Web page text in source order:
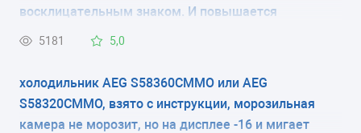
КОЛИЧЕСТВО КОМПРЕССОРОВ
1
РАЗМОРАЖИВАНИЕ МОРОЗИЛЬНОЙ КАМЕРЫ
No Frost
восклицательным знаком. И повышается
температура в морозильной камере. В чем дело?
задней стенке? и где почитать про установки на
внешнем мониторе?
5181 5,0
холодильник AEG S58360CMMO или AEG
S58320CMMO, взято с инструкции, морозильная
камера не морозит, но на дисплее -16 и мигает